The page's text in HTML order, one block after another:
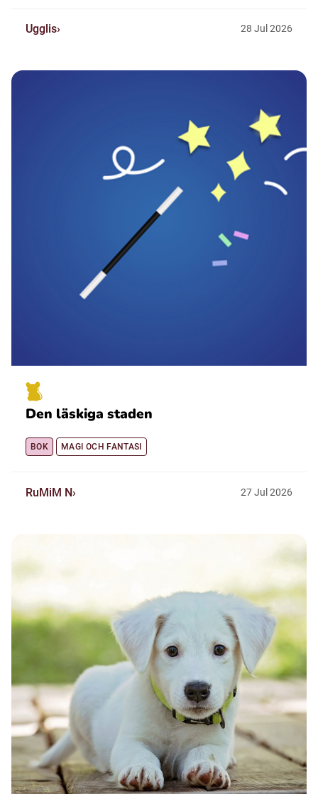
Ugglis 28 Jul 2026
Den läskiga staden
BOK MAGI OCH FANTASI
RuMiM N 27Jul2026